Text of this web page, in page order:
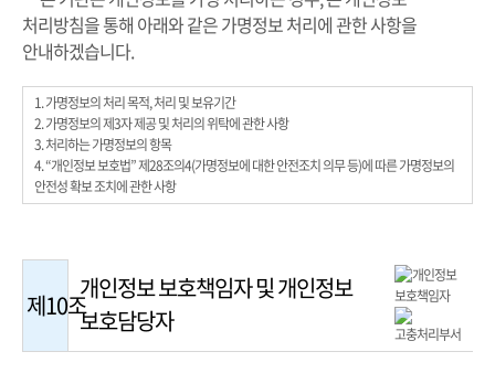
처리방침을 통해 아래와 같은 가명정보 처리에 관한 사항을
안내하겠습니다.
1. 가명정보의 처리 목적, 처리 및 보유기간
2. 가명정보의 제3자 제공 및 처리의 위탁에 관한 사항
3. 처리하는 가명정보의 항목
4. “개인정보 보호법” 제28조의4(가명정보에 대한 안전조치 의무 등)에 따른 가명정보의
안전성 확보 조치에 관한 사항
제10조
개인정보 보호책임자 및 개인정보
보호담당자